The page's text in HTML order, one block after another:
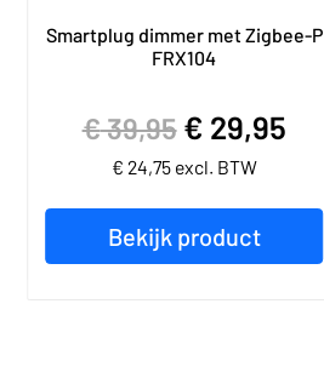
Smartplug dimmer met Zigbee-P
FRX104
€39,95 € 29,95
€ 24,75excl. BTW
Bekijk product